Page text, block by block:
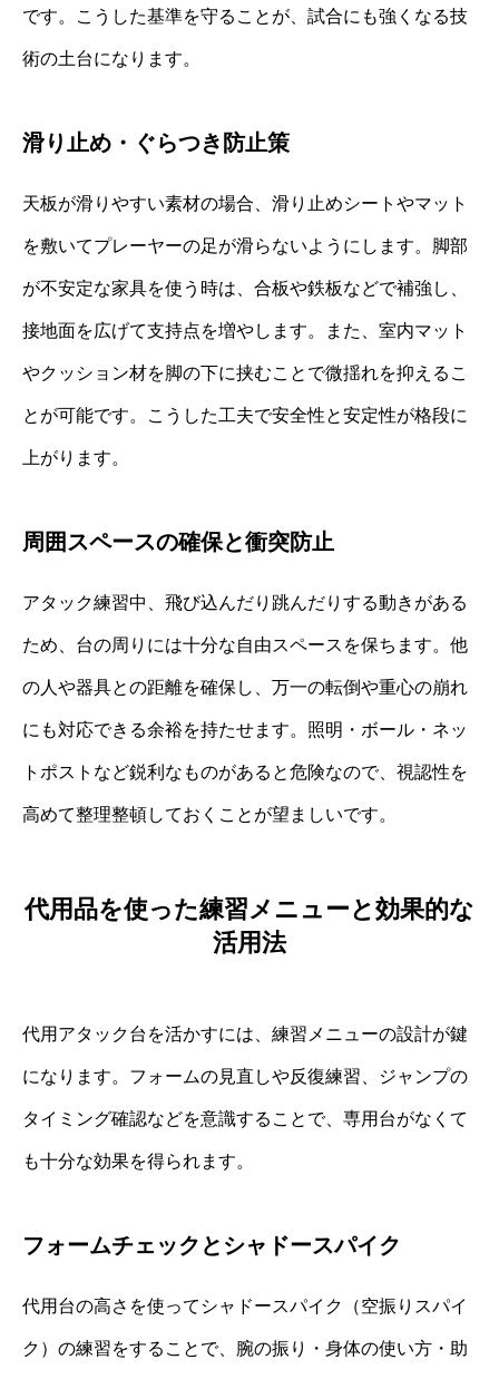
です。こうした基準を守ることが、試合にも強くなる技
術の土台になります。
滑り止め・ぐらつき防止策
天板が滑りやすい素材の場合、滑り止めシートやマット
を敷いてプレーヤーの足が滑らないようにします。脚部
が不安定な家具を使う時は、合板や鉄板などで補強し、
接地面を広げて支持点を増やします。また、室内マット
やクッション材を脚の下に挟むことで微揺れを抑えるこ
とが可能です。こうした工夫で安全性と安定性が格段に
上がります。
周囲スペースの確保と衝突防止
アタック練習中、飛び込んだり跳んだりする動きがある
ため、台の周りには十分な自由スペースを保ちます。他
の人や器具との距離を確保し、万一の転倒や重心の崩れ
にも対応できる余裕を持たせます。照明・ボール・ネッ
トポストなど鋭利なものがあると危険なので、視認性を
高めて整理整頓しておくことが望ましいです。
代用品を使った練習メニューと効果的な
活用法
代用アタック台を活かすには、練習メニューの設計が鍵
になります。フォームの見直しや反復練習、ジャンプの
タイミング確認などを意識することで、専用台がなくて
も十分な効果を得られます。
フォームチェックとシャドースパイク
代用台の高さを使ってシャドースパイク（空振りスパイ
ク）の練習をすることで、腕の振り・身体の使い方・助